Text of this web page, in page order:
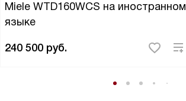
Miele WTD160WCS на иностранном
языке
240 500 руб.